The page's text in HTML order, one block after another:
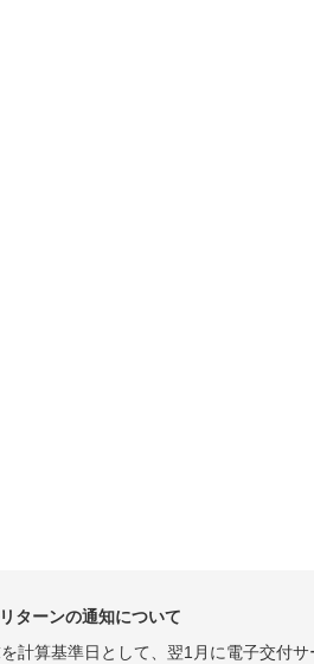
ターンの通知について
計算基準日として、翌1月に電子交付